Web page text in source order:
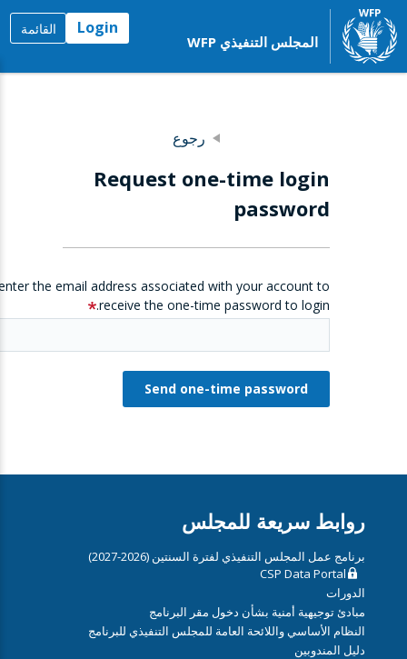
المجلس التنفيذي WFP
Login القائمة
رجوع
Request one-time login
password
the email address associated with your account to
receive the one-time password to login.
روابط سريعة للمجلس
برنامج عمل المجلس التنفيذي لفترة السنتين (2026-2027)
CSP Data Portal
الدورات
مبادئ توجيهية أمنية بشأن دخول مقر البرنامج
النظام الأساسي واللائحة العامة للمجلس التنفيذي للبرنامج
دليل المندوبين